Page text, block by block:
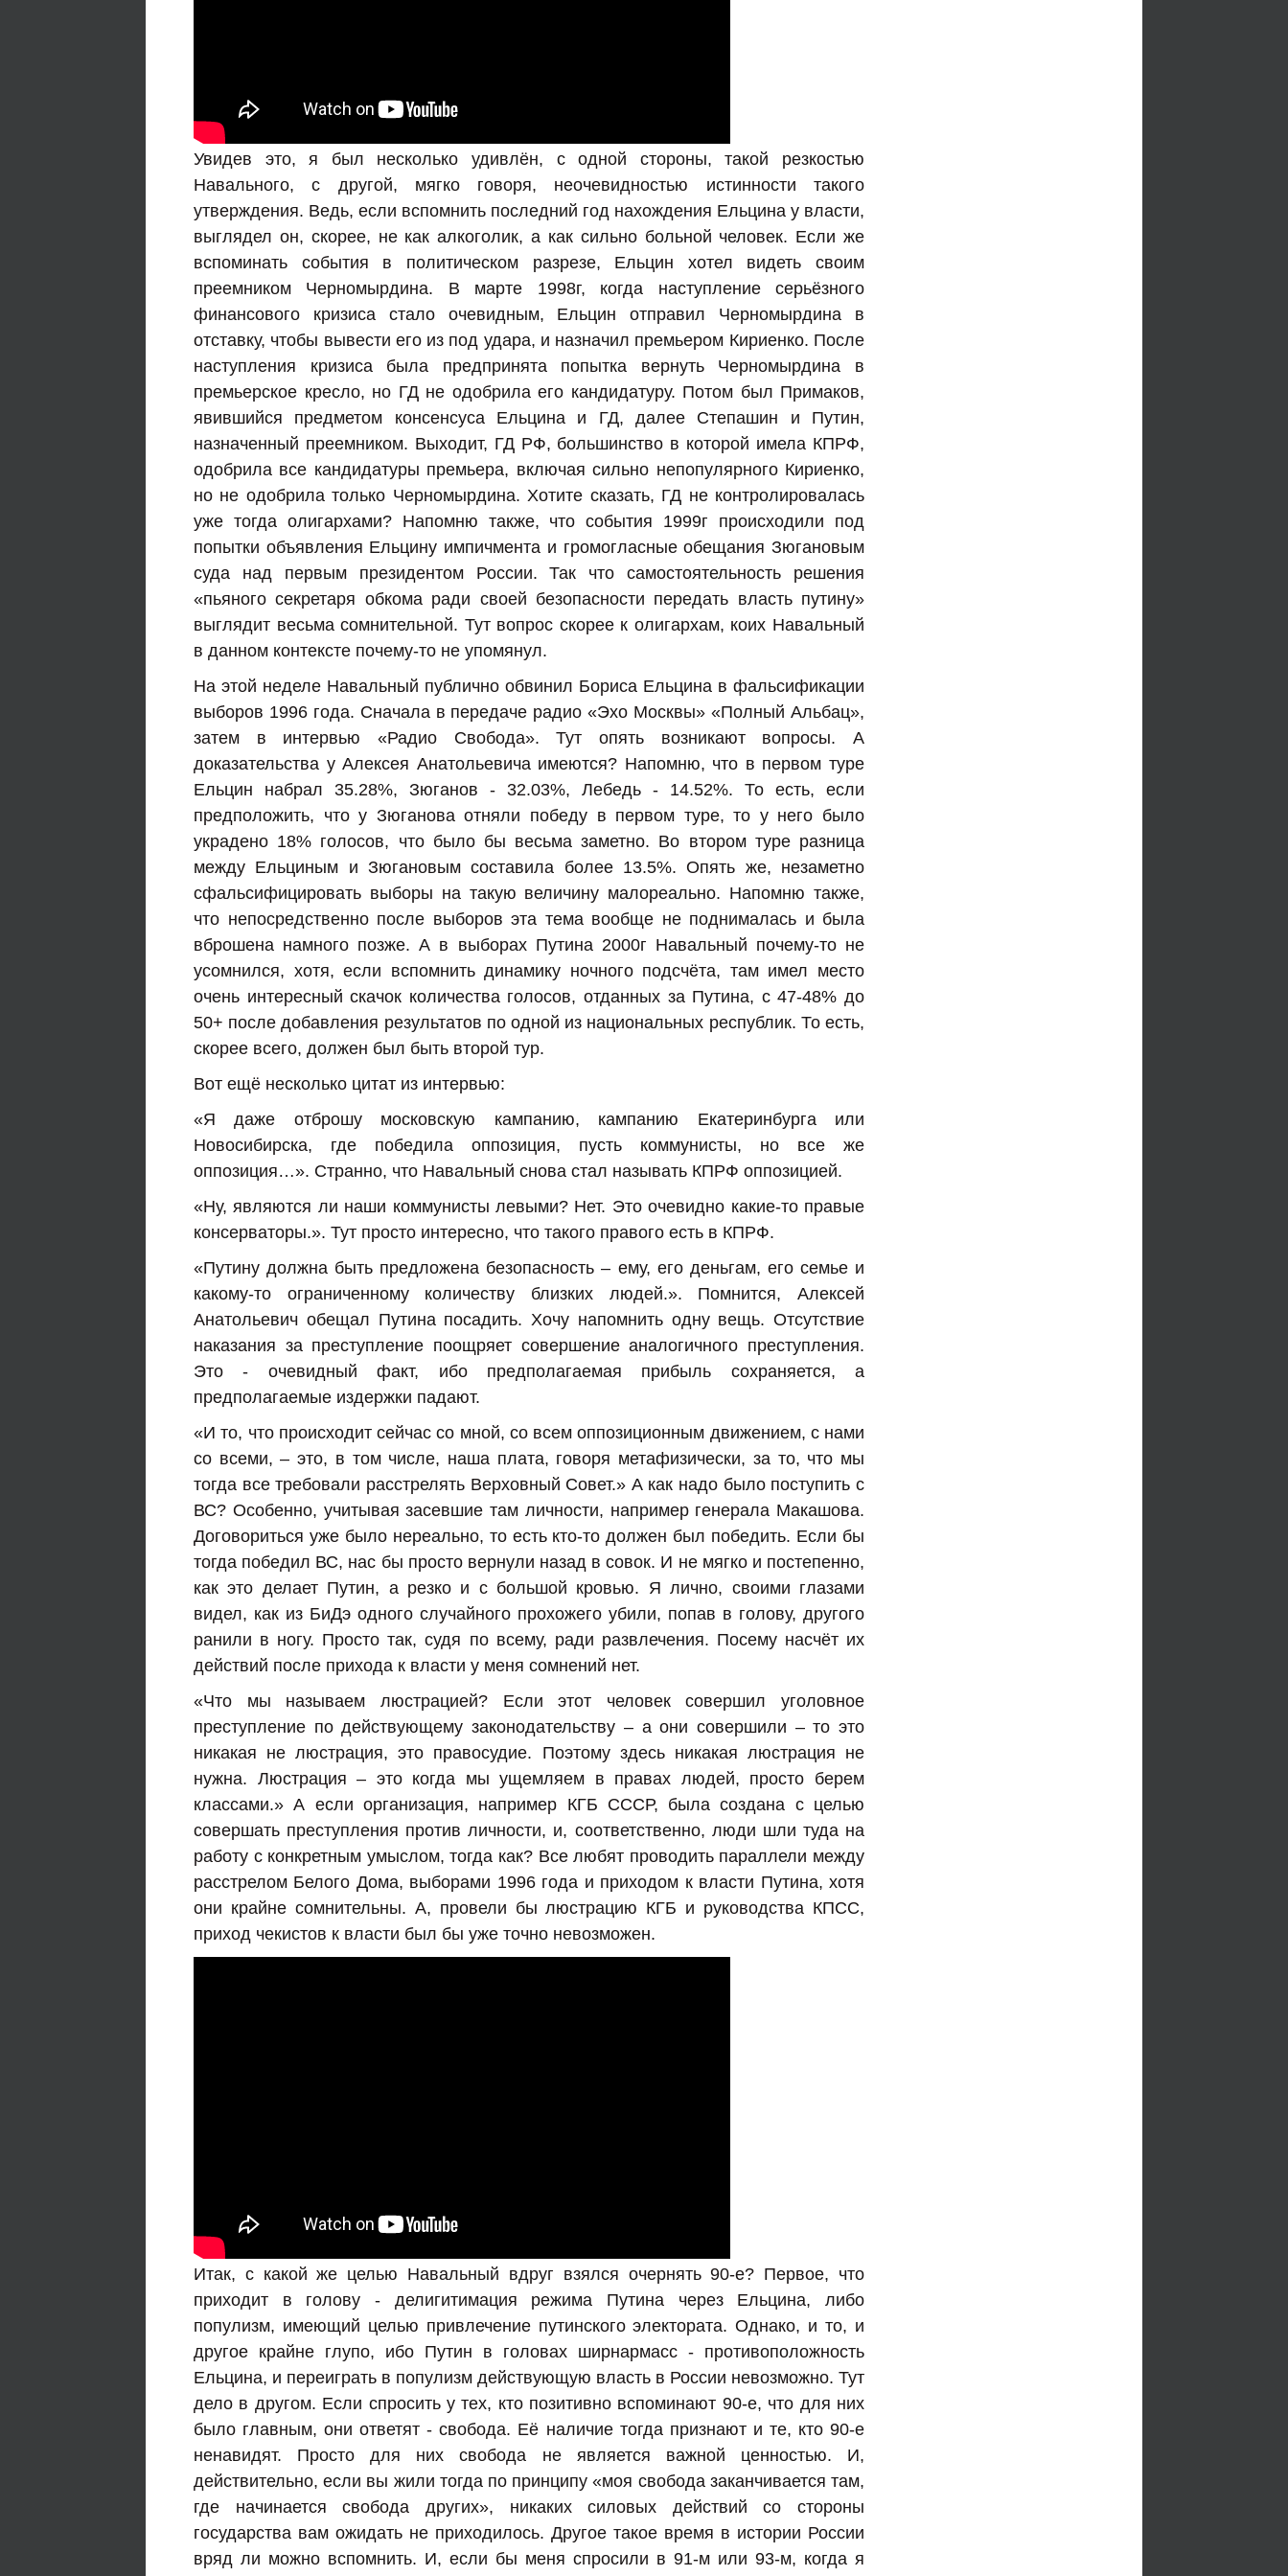
Увидев это, я был несколько удивлён, с одной стороны, такой резкостью
Навального, с другой, мягко говоря, неочевидностью истинности такого
утверждения. Ведь, если вспомнить последний год нахождения Ельцина у власти,
выглядел он, скорее, не как алкоголик, а как сильно больной человек. Если же
вспоминать события в политическом разрезе, Ельцин хотел видеть своим
преемником Черномырдина. В марте 1998г, когда наступление серьёзного
финансового кризиса стало очевидным, Ельцин отправил Черномырдина в
отставку, чтобы вывести его из под удара, и назначил премьером Кириенко. После
наступления кризиса была предпринята попытка вернуть Черномырдина в
премьерское кресло, но ГД не одобрила его кандидатуру. Потом был Примаков,
явившийся предметом консенсуса Ельцина и ГД, далее Степашин и Путин,
назначенный преемником. Выходит, ГД РФ, большинство в которой имела КПРФ,
одобрила все кандидатуры премьера, включая сильно непопулярного Кириенко,
но не одобрила только Черномырдина. Хотите сказать, ГД не контролировалась
уже тогда олигархами? Напомню также, что события 1999г происходили под
попытки объявления Ельцину импичмента и громогласные обещания Зюгановым
суда над первым президентом России. Так что самостоятельность решения
«пьяного секретаря обкома ради своей безопасности передать власть путину»
выглядит весьма сомнительной. Тут вопрос скорее к олигархам, коих Навальный
в данном контексте почему-то не упомянул.
На этой неделе Навальный публично обвинил Бориса Ельцина в фальсификации
выборов 1996 года. Сначала в передаче радио «Эхо Москвы» «Полный Альбац»,
затем в интервью «Радио Свобода». Тут опять возникают вопросы. А
доказательства у Алексея Анатольевича имеются? Напомню, что в первом туре
Ельцин набрал 35.28%, Зюганов - 32.03%, Лебедь - 14.52%. То есть, если
предположить, что у Зюганова отняли победу в первом туре, то у него было
украдено 18% голосов, что было бы весьма заметно. Во втором туре разница
между Ельциным и Зюгановым составила более 13.5%. Опять же, незаметно
сфальсифицировать выборы на такую величину малореально. Напомню также,
что непосредственно после выборов эта тема вообще не поднималась и была
вброшена намного позже. А в выборах Путина 2000г Навальный почему-то не
усомнился, хотя, если вспомнить динамику ночного подсчёта, там имел место
очень интересный скачок количества голосов, отданных за Путина, с 47-48% до
50+ после добавления результатов по одной из национальных республик. То есть,
скорее всего, должен был быть второй тур.
Вот ещё несколько цитат из интервью:
«Я даже отброшу московскую кампанию, кампанию Екатеринбурга или
Новосибирска, где победила оппозиция, пусть коммунисты, но все же
оппозиция…». Странно, что Навальный снова стал называть КПРФ оппозицией.
«Ну, являются ли наши коммунисты левыми? Нет. Это очевидно какие-то правые
консерваторы.». Тут просто интересно, что такого правого есть в КПРФ.
«Путину должна быть предложена безопасность – ему, его деньгам, его семье и
какому-то ограниченному количеству близких людей.». Помнится, Алексей
Анатольевич обещал Путина посадить. Хочу напомнить одну вещь. Отсутствие
наказания за преступление поощряет совершение аналогичного преступления.
Это - очевидный факт, ибо предполагаемая прибыль сохраняется, а
предполагаемые издержки падают.
«И то, что происходит сейчас со мной, со всем оппозиционным движением, с нами
со всеми, – это, в том числе, наша плата, говоря метафизически, за то, что мы
тогда все требовали расстрелять Верховный Совет.» А как надо было поступить с
ВС? Особенно, учитывая засевшие там личности, например генерала Макашова.
Договориться уже было нереально, то есть кто-то должен был победить. Если бы
тогда победил ВС, нас бы просто вернули назад в совок. И не мягко и постепенно,
как это делает Путин, а резко и с большой кровью. Я лично, своими глазами
видел, как из БиДэ одного случайного прохожего убили, попав в голову, другого
ранили в ногу. Просто так, судя по всему, ради развлечения. Посему насчёт их
действий после прихода к власти у меня сомнений нет.
«Что мы называем люстрацией? Если этот человек совершил уголовное
преступление по действующему законодательству – а они совершили – то это
никакая не люстрация, это правосудие. Поэтому здесь никакая люстрация не
нужна. Люстрация – это когда мы ущемляем в правах людей, просто берем
классами.» А если организация, например КГБ СССР, была создана с целью
совершать преступления против личности, и, соответственно, люди шли туда на
работу с конкретным умыслом, тогда как? Все любят проводить параллели между
расстрелом Белого Дома, выборами 1996 года и приходом к власти Путина, хотя
они крайне сомнительны. А, провели бы люстрацию КГБ и руководства КПСС,
приход чекистов к власти был бы уже точно невозможен.
Итак, с какой же целью Навальный вдруг взялся очернять 90-е? Первое, что
приходит в голову - делигитимация режима Путина через Ельцина, либо
популизм, имеющий целью привлечение путинского электората. Однако, и то, и
другое крайне глупо, ибо Путин в головах ширнармасс - противоположность
Ельцина, и переиграть в популизм действующую власть в России невозможно. Тут
дело в другом. Если спросить у тех, кто позитивно вспоминают 90-е, что для них
было главным, они ответят - свобода. Её наличие тогда признают и те, кто 90-е
ненавидят. Просто для них свобода не является важной ценностью. И,
действительно, если вы жили тогда по принципу «моя свобода заканчивается там,
где начинается свобода других», никаких силовых действий со стороны
государства вам ожидать не приходилось. Другое такое время в истории России
вряд ли можно вспомнить. И, если бы меня спросили в 91-м или 93-м, когда я